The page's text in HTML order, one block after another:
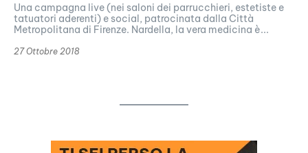
Una campagna live (nei saloni dei parrucchieri, estetiste e
tatuatori aderenti) e social, patrocinata dalla Città
Metropolitana di Firenze. Nardella, la vera medicina è...
27 Ottobre 2018